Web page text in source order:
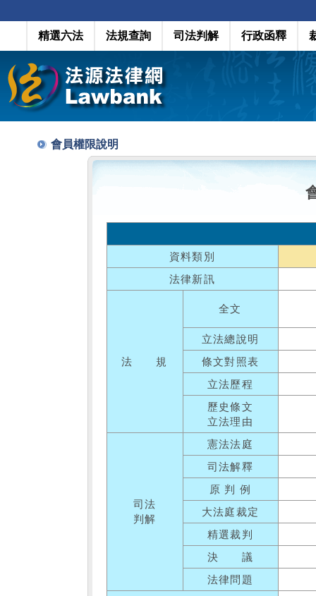
精選六法 法規查詢 司法判解 行政函釋
會員權限說明
資料類別
法律新訊
法 規
全文
立法總說明
條文對照表
立法歷程
歷史條文
立法理由
司法
判解
憲法法庭
司法解釋
原 判 例
大法庭裁定
精選裁判
決 議
法律問題